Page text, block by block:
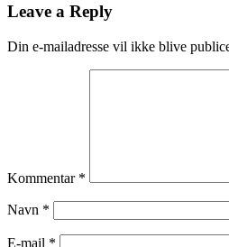
Leave a Reply
Din e-mailadresse vil ikke blive
Kommentar *
Navn *
E-mail *